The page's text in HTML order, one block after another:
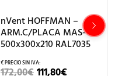
nVent HOFFMAN –
ARM.C/PLACA MAS-
500x300x210 RAL7035
172,00€EL
111,80€